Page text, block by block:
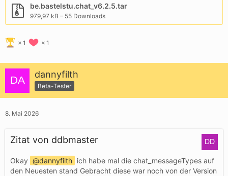
be.bastelstu.chat_v6.2.5.tar
979,97 kB – 55 Downloads
1 1
dannyfilth
Beta-Tester
8. Mai 2026
Zitat von ddbmaster
Okay dannyfilth ich habe mal die chat_messageTypes auf
den Neuesten stand Gebracht diese war noch von der Version